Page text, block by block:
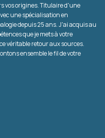
vos origines. Titulaire d'une
une spécialisation en
depuis 25 ans. J'ai acquis au
que je mets à votre
véritable retour aux sources.
ensemble le fil de votre